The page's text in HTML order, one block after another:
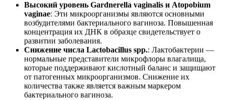
Высокий уровень Gardnerella vaginalis и Atopobium
vaginae: Эти микроорганизмы являются основными
возбудителями бактериального вагиноза. Повышенная
концентрация их ДНК в образце свидетельствует о
развитии заболевания.
Снижение числа Lactobacillus spp.: Лактобактерии —
нормальные представители микрофлоры влагалища,
которые поддерживают кислотный баланс и защищают
от патогенных микроорганизмов. Снижение их
количества также является важным маркером
бактериального вагиноза.